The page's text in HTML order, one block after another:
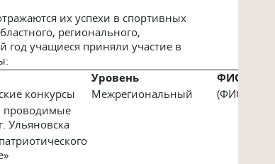
их успехи в спортивных
регионального,
год учащиеся приняли участие в
Уровень ФИО
конкурсы
проводимые
Ульяновска
Межрегиональный (ФИО)